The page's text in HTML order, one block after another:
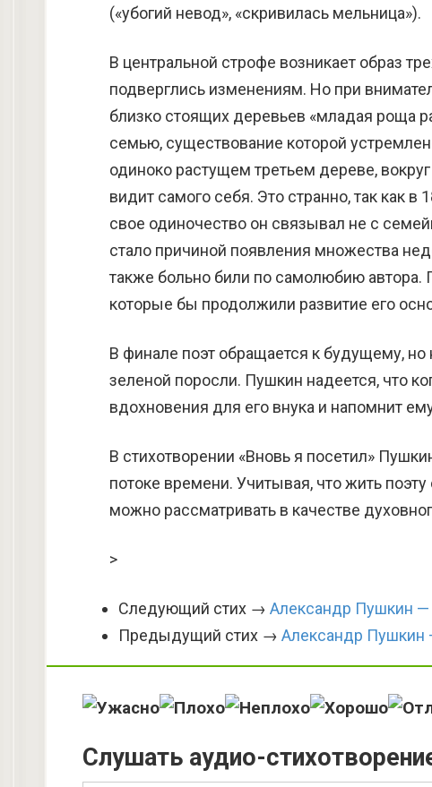
(«убогий невод», «скривилась мельница»).
В центральной строфе возникает образ
подверглись изменениям. Но при
близко стоящих деревьев «младая роща
семью, существование которой
одиноко растущем третьем дереве,
видит самого себя. Это странно, так как в
свое одиночество он связывал не с
стало причиной появления множества
также больно били по самолюбию автора.
которые бы продолжили развитие его
В финале поэт обращается к будущему,
зеленой поросли. Пушкин надеется, что
вдохновения для его внука и напомнит
В стихотворении «Вновь я посетил»
потоке времени. Учитывая, что жить
можно рассматривать в качестве
>
Следующий стих → Александр Пушкин —
Предыдущий стих → Александр Пушкин
Слушать аудио-